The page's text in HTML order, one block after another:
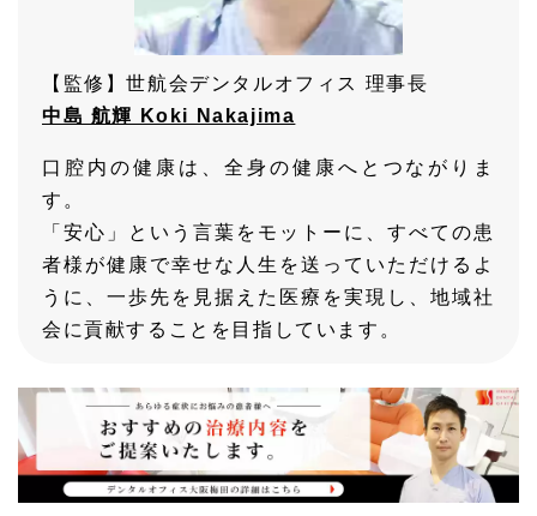
【監修】世航会デンタルオフィス 理事長
中島 航輝 Koki Nakajima
口腔内の健康は、全身の健康へとつながりま
す。
「安心」という言葉をモットーに、すべての患
者様が健康で幸せな人生を送っていただけるよ
うに、一歩先を見据えた医療を実現し、地域社
会に貢献することを目指しています。